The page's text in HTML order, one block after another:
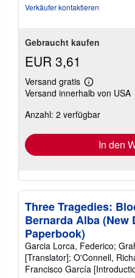
Verkäufer kontaktieren
Gebraucht kaufen
EUR 3,61
Versand gratis
Weitere
Informationen
Versandkosten
Versand innerhalb von USA
Anzahl: 2 verfügbar
In den
Three Tragedies:
Bernarda Alba (New
Paperbook)
Garcia Lorca, Federico;
[Translator]; O'Connell,
Francisco García